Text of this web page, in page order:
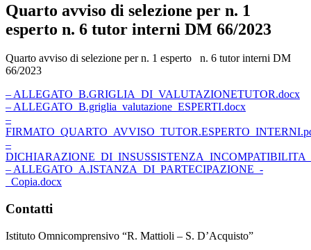
Quarto avviso di selezione per n. 1
esperto n. 6 tutor interni DM 66/2023
Quarto avviso di selezione per n. 1 esperto n. 6 tutor interni DM
66/2023
– ALLEGATO_B.GRIGLIA_DI_VALUTAZIONETUTOR.docx
– ALLEGATO_B.griglia_valutazione_ESPERTI.docx
–
–
– ALLEGATO_A.ISTANZA_DI_PARTECIPAZIONE_-
_Copia.docx
Contatti
Istituto Omnicomprensivo “R. Mattioli – S. D’Acquisto”